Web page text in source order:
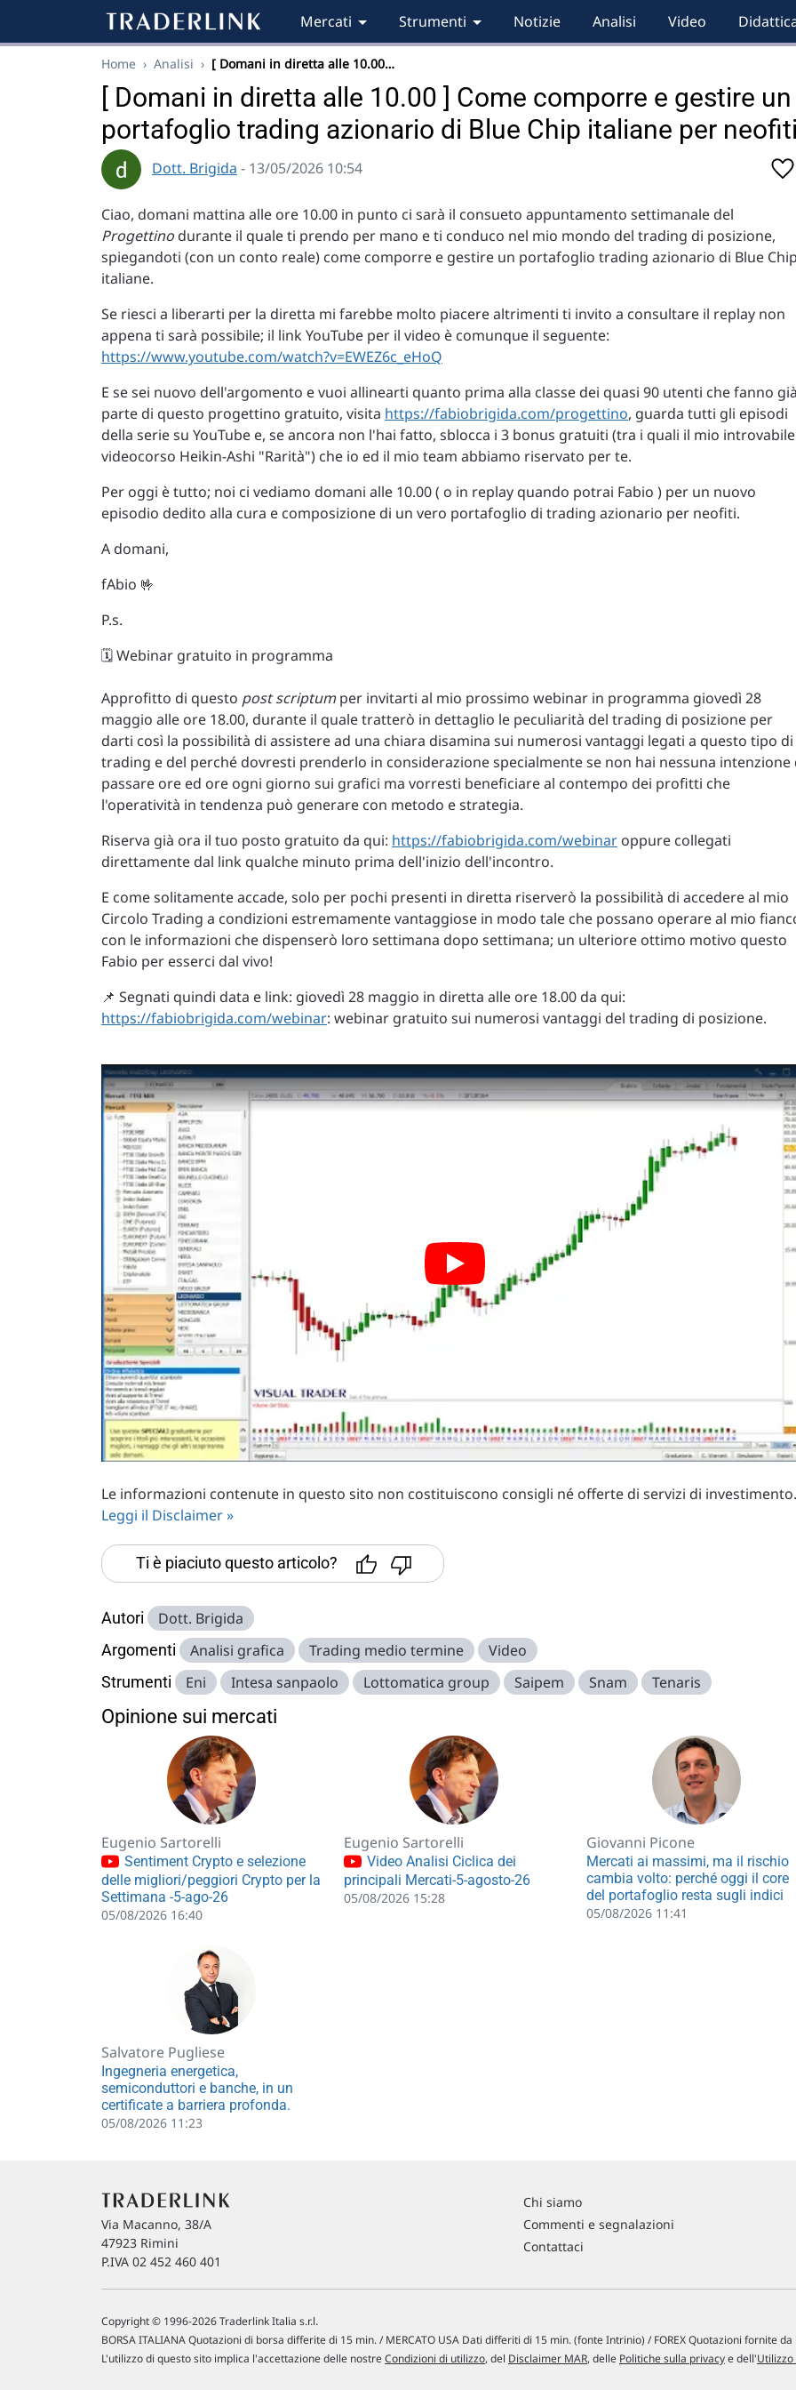
Mercati Strumenti Notizie Analisi Video
Home › Analisi › [ Domani in diretta alle 10.00…
[ Domani in diretta alle 10.00 ] Come comporre e gestire un
portafoglio trading azionario di Blue Chip italiane per
Dott. Brigida - 13/05/2026 10:54
Ciao, domani mattina alle ore 10.00 in punto ci sarà il consueto appuntamento settimanale del
Progettino durante il quale ti prendo per mano e ti conduco nel mio mondo del trading di posizione,
spiegandoti (con un conto reale) come comporre e gestire un portafoglio trading azionario di Blue
italiane.
Se riesci a liberarti per la diretta mi farebbe molto piacere altrimenti ti invito a consultare il replay non
appena ti sarà possibile; il link YouTube per il video è comunque il seguente:
https://www.youtube.com/watch?v=EWEZ6c_eHoQ
E se sei nuovo dell'argomento e vuoi allinearti quanto prima alla classe dei quasi 90 utenti che fanno
parte di questo progettino gratuito, visita https://fabiobrigida.com/progettino, guarda tutti gli episodi
della serie su YouTube e, se ancora non l'hai fatto, sblocca i 3 bonus gratuiti (tra i quali il mio introvabile
videocorso Heikin-Ashi "Rarità") che io ed il mio team abbiamo riservato per te.
Per oggi è tutto; noi ci vediamo domani alle 10.00 ( o in replay quando potrai Fabio ) per un nuovo
episodio dedito alla cura e composizione di un vero portafoglio di trading azionario per neofiti.
A domani,
fAbio 🤟
P.s.
🗓️ Webinar gratuito in programma
Approfitto di questo post scriptumper invitarti al mio prossimo webinar in programma giovedì 28
maggio alle ore 18.00, durante il quale tratterò in dettaglio le peculiarità del trading di posizione per
darti così la possibilità di assistere ad una chiara disamina sui numerosi vantaggi legati a questo tipo di
trading e del perché dovresti prenderlo in considerazione specialmente se non hai nessuna intenzione
passare ore ed ore ogni giorno sui grafici ma vorresti beneficiare al contempo dei profitti che
l'operatività in tendenza può generare con metodo e strategia.
Riserva già ora il tuo posto gratuito da qui: https://fabiobrigida.com/webinar oppure collegati
direttamente dal link qualche minuto prima dell'inizio dell'incontro.
E come solitamente accade, solo per pochi presenti in diretta riserverò la possibilità di accedere al mio
Circolo Trading a condizioni estremamente vantaggiose in modo tale che possano operare al mio
con le informazioni che dispenserò loro settimana dopo settimana; un ulteriore ottimo motivo questo
Fabio per esserci dal vivo!
📌 Segnati quindi data e link: giovedì 28 maggio in diretta alle ore 18.00 da qui:
https://fabiobrigida.com/webinar: webinar gratuito sui numerosi vantaggi del trading di posizione.
Le informazioni contenute in questo sito non costituiscono consigli né offerte di servizi di investimento.
Leggi il Disclaimer »
Ti è piaciuto questo articolo?
Autori Dott. Brigida
Argomenti Analisi grafica Trading medio termine Video
Strumenti Eni Intesa sanpaolo Lottomatica group Saipem Snam Tenaris
Opinione sui mercati
Eugenio Sartorelli
Sentiment Crypto e selezione
delle migliori/peggiori Crypto per la
Settimana -5-ago-26
05/08/2026 16:40
Eugenio Sartorelli
Video Analisi Ciclica dei
principali Mercati-5-agosto-26
05/08/2026 15:28
Giovanni Picone
Mercati ai massimi, ma il rischio
cambia volto: perché oggi il core
del portafoglio resta sugli indici
05/08/2026 11:41
Salvatore Pugliese
Ingegneria energetica,
semiconduttori e banche, in un
certificate a barriera profonda.
05/08/2026 11:23
Via Macanno, 38/A
47923 Rimini
P.IVA 02 452 460 401
Chi siamo
Commenti e segnalazioni
Contattaci
Copyright © 1996-2026 Traderlink Italia s.r.l.
BORSA ITALIANA Quotazioni di borsa differite di 15 min. / MERCATO USA Dati differiti di 15 min. (fonte Intrinio) / FOREX Quotazioni fornite da
L'utilizzo di questo sito implica l'accettazione delle nostreCondizioni di utilizzo, del Disclaimer MAR, delle Politiche sulla privacye dell'